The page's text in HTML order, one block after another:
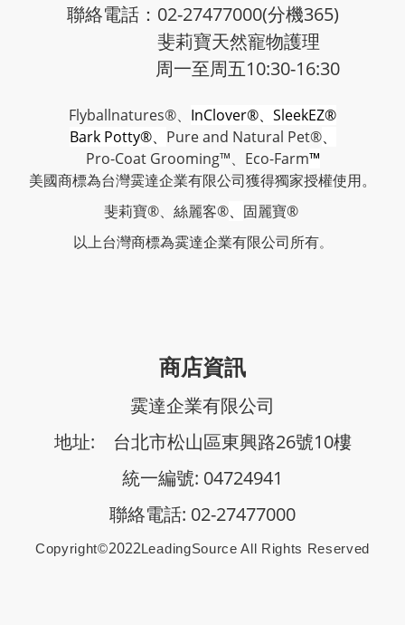
聯絡電話：02-27477000(分機365)
斐莉寶天然寵物護理
周一至周五10:30-16:30
Flyballnatures®、 InClover®、SleekEZ®
Bark Potty®、 Pure and Natural Pet®、
Pro-Coat Grooming™、 Eco-Farm™
美國商標為台灣霙達企業有限公司獲得獨家授權使用。
斐莉寶®、絲麗客®、 固麗寶®
以上台灣商標為霙達企業有限公司所有。
商店資訊
霙達企業有限公司
地址: 台北市松山區東興路26號10樓
統一編號: 04724941
聯絡電話: 02-27477000
Copyright©2022LeAdingSource All Rights Reserved